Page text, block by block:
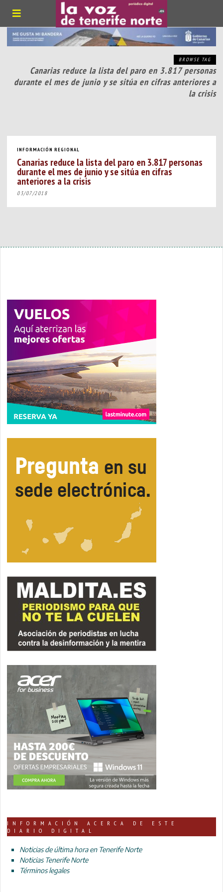
BROWSE TAG
Canarias reduce la lista del paro en 3.817 personas
durante el mes de junio y se sitúa en cifras anteriores a
la crisis
INFORMACIÓN REGIONAL
Canarias reduce la lista del paro en 3.817 personas
durante el mes de junio y se sitúa en cifras
anteriores a la crisis
03/07/2018
INFORMACIÓN ACERCA DE ESTE
DIARIO DIGITAL
Noticias de última hora en Tenerife Norte
Noticias Tenerife Norte
Términos legales